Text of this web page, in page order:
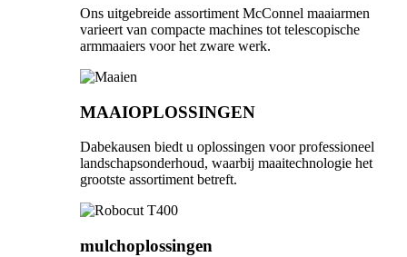
Ons uitgebreide assortiment McConnel maaiarmen
varieert van compacte machines tot telescopische
armmaaiers voor het zware werk.
MAAIOPLOSSINGEN
Dabekausen biedt u oplossingen voor professioneel
landschapsonderhoud, waarbij maaitechnologie het
grootste assortiment betreft.
mulchoplossingen